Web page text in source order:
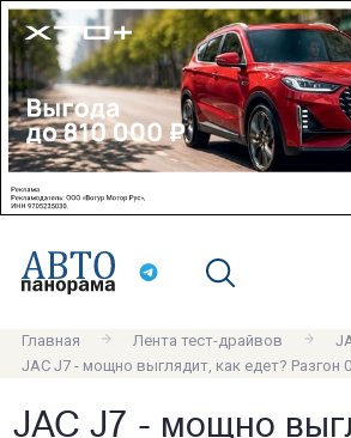
Главная Лента тест-драйвов
JAC J7 - мощно выглядит, как едет? Разгон
JAC J7 - мощно